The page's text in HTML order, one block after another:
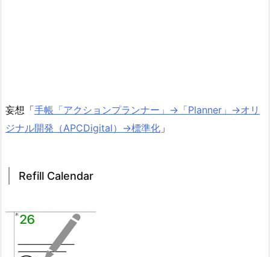
妄想「手帳「アクションプランナー」→「Planner」→オリ
ジナル開発（APCDigital）→標準化 」
Refill Calendar